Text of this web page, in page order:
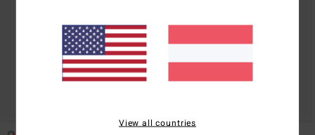
View all countries